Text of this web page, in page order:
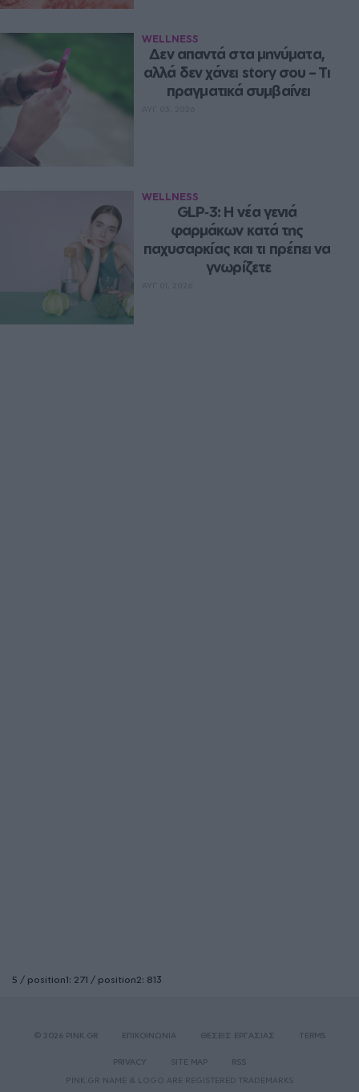
WELLNESS
Δεν απαντά στα μηνύματα,
αλλά δεν χάνει story σου – Τι
πραγματικά συμβαίνει
WELLNESS
GLP‑3: Η νέα γενιά
φαρμάκων κατά της
παχυσαρκίας και τι πρέπει να
γνωρίζετε
5 / position1: 271 / position2: 813
© 2026 PINK.GR ΕΠΙΚΟΙΝΩΝΙΑ ΘΕΣΕΙΣ ΕΡΓΑΣΙΑΣ TERMS
PRIVACY SITE MAP
RSS
PINK.GR NAME & LOGO ARE REGISTERED TRADEMARKS